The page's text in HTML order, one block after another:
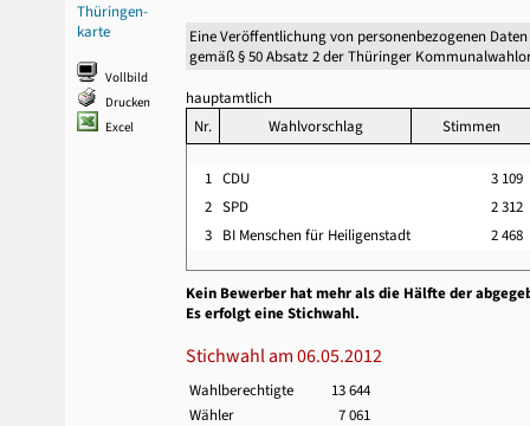
Thüringen-
karte
Vollbild
Drucken
Excel
Eine Veröffentlichung von personenbezogenen
gemäß § 50 Absatz 2 der Thüringer
hauptamtlich
Nr.
Wahlvorschlag Stimmen
1 CDU
3 109
2 SPD
2 312
3 BI Menschen für Heiligenstadt 2 468
Kein Bewerber hat mehr als die Hälfte der
Es erfolgt eine Stichwahl.
Stichwahl am 06.05.2012
Wahlberechtigte
13 644
Wähler
7 061